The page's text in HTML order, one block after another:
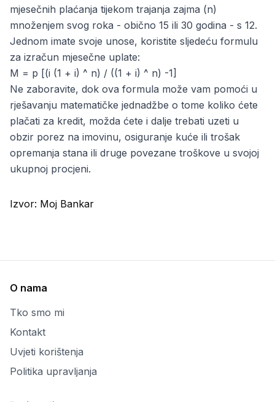
mjesečnih plaćanja tijekom trajanja zajma (n)
množenjem svog roka - obično 15 ili 30 godina - s 12.
Jednom imate svoje unose, koristite sljedeću formulu
za izračun mjesečne uplate:
M = p [(i (1 + i) ^ n) / ((1 + i) ^ n) -1]
Ne zaboravite, dok ova formula može vam pomoći u
rješavanju matematičke jednadžbe o tome koliko ćete
plačati za kredit, možda ćete i dalje trebati uzeti u
obzir porez na imovinu, osiguranje kuće ili trošak
opremanja stana ili druge povezane troškove u svojoj
ukupnoj procjeni.
Izvor: Moj Bankar
O nama
Tko smo mi
Kontakt
Uvjeti korištenja
Politika upravljanja